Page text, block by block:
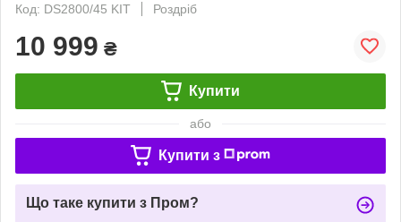
Код: DS2800/45 KIT
Роздріб
10 999 ₴
Купити
або
Купити з
Що таке купити з Пром?